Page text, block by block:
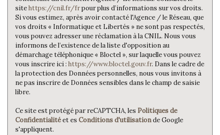
sitehttps://cnil.fr/frpour plus d’informations sur vos droits.
Si vous estimez, après avoir contacté l'Agence / le Réseau, que
vos droits « Informatique et Libertés » ne sont pas respectés,
vous pouvez adresser une réclamation à la CNIL. Nous vous
informons de l’existence de la liste d'opposition au
démarchage téléphonique « Bloctel », sur laquelle vous pouvez
vous inscrire ici : https://www.bloctel.gouv.fr. Dans le cadre de
la protection des Données personnelles, nous vous invitons à
ne pas inscrire de Données sensibles dans le champ de saisie
libre.
Ce site est protégé par reCAPTCHA, les Politiques de
Confidentialitéet es Conditions d'utilisationde Google
s'appliquent.